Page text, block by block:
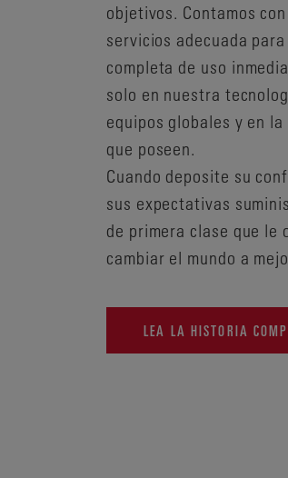
objetivos. Contamos
servicios adecuada
completa de uso
solo en nuestra
equipos globales y en
que poseen.
Cuando deposite su
sus expectativas
de primera clase que le
cambiar el mundo a
LEA LA HISTORIA